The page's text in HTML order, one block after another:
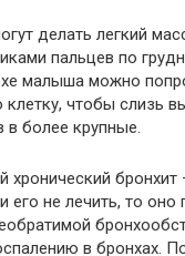
делать легкий
пальцев по
малыша можно
клетку, чтобы слизь
в более крупные.
бронхит
его не лечить, то
в бронхах.